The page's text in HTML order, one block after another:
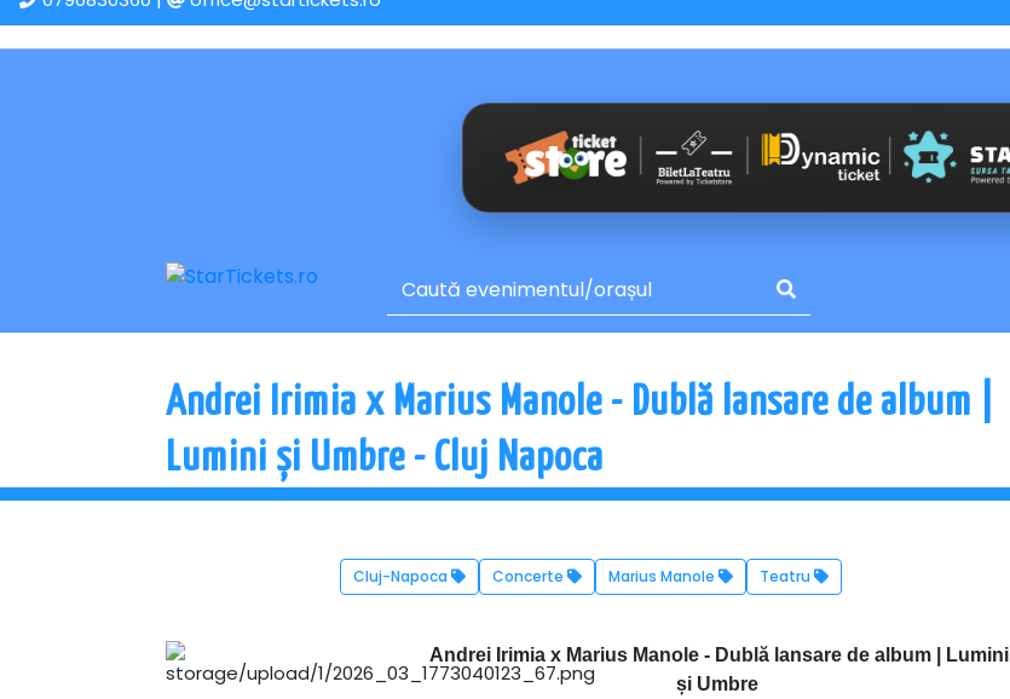
Andrei Irimia x Marius Manole - Dublă lansare de album |
Lumini și Umbre - Cluj Napoca
Cluj-Napoca Concerte Marius Manole Teatru
Andrei Irimia x Marius Manole - Dublă lansare de album | Lumini
și Umbre